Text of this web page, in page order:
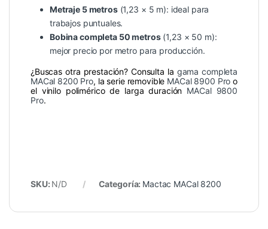
Metraje 5 metros(1,23 × 5 m): ideal para
trabajos puntuales.
Bobina completa 50 metros(1,23 × 50 m):
mejor precio por metro para producción.
¿Buscas otra prestación? Consulta la gama completa
MACal 8200 Pro, la serie removible MACal 8900 Pro o
el vinilo polimérico de larga duración MACal 9800
Pro.
SKU: N/D Categoría: Mactac MACal 8200